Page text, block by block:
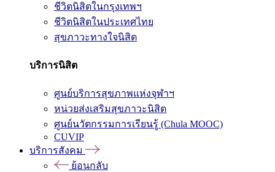
ชีวิตนิสิตในกรุงเทพฯ
ชีวิตนิสิตในประเทศไทย
สุขภาวะทางใจนิสิต
บริการนิสิต
ศูนย์บริการสุขภาพแห่งจุฬาฯ
หน่วยส่งเสริมสุขภาวะนิสิต
ศูนย์นวัตกรรมการเรียนรู้ (Chula MOOC)
CUVIP
บริการสังคม
ย้อนกลับ